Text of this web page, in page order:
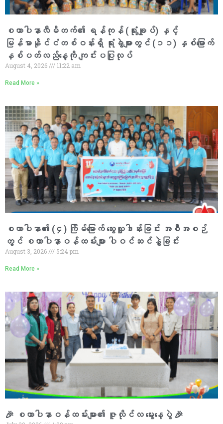
စထာပါနာလီမိတက်၏ ရန်ကုန် (ရုံးချုပ်) နှင့်
မြန်မာနိုင်ငံတစ်ဝန်းရှိ ရုံးခွဲများတွင် (၁၁) နှစ်မြောက်
နှစ်ပတ်လည်နေ့ကို ကျင်းပပြုလုပ်
August 4, 2026 11:22 am
Read More »
စထာပါနာ၏ (၄) ကြိမ်မြောက် သွေးလှူဒါန်းခြင်း အစီအစဉ်
တွင် စထာပါနာဝန်ထမ်းများ ပါဝင်ဆင်နွှဲခြင်း
August 3, 2026 5:24 pm
Read More »
🎉 စထာပါနာဝန်ထမ်းများ၏ ဇူလိုင်လ မွေးနေ့ပွဲ 🎉